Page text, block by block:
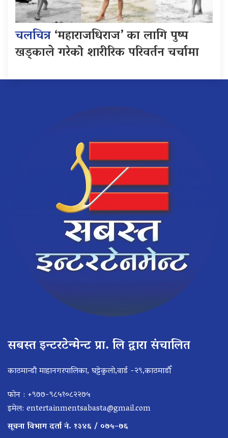
चलचित्र‘महाराजधिराज’ का लागि पुष्प
खड्काले गरेको शारीरिक परिवर्तन चर्चामा
सबस्त इन्टरटेन्मेन्ट प्रा. लि द्वारा संचालित
काठमान्डौ माहानगरपालिका, घट्टेकुलो,वार्ड -२९,काठमाडौँ
फोन : +९७७-९८५१०८२२७५
इमेल: entertainmentsabasta@gmail.com
सूचना विभाग दर्ता नं. १३४६ / ०७५–७६